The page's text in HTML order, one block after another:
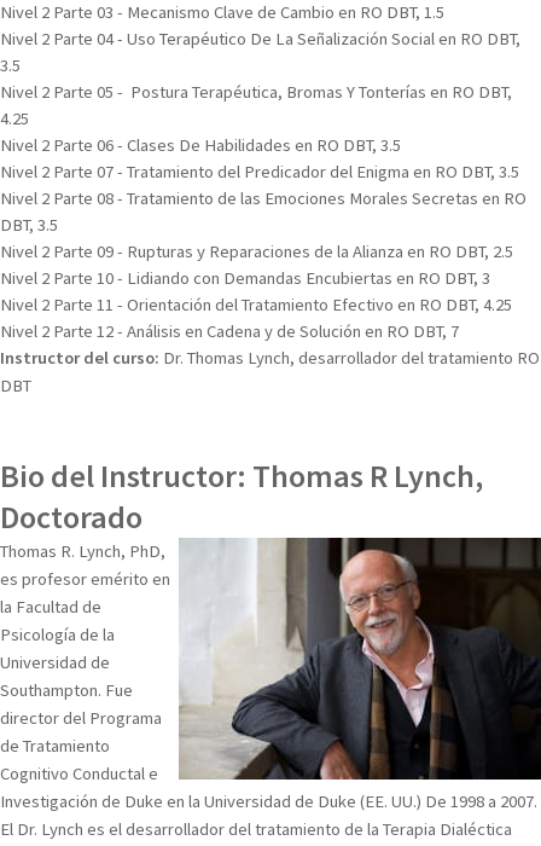
Nivel 2 Parte 03 - Mecanismo Clave de Cambio en RO DBT, 1.5
Nivel 2 Parte 04 - Uso Terapéutico De La Señalización Social en RO DBT,
3.5
Nivel 2 Parte 05 - Postura Terapéutica, Bromas Y Tonterías en RO DBT,
4.25
Nivel 2 Parte 06 - Clases De Habilidades en RO DBT, 3.5
Nivel 2 Parte 07 - Tratamiento del Predicador del Enigma en RO DBT, 3.5
Nivel 2 Parte 08 - Tratamiento de las Emociones Morales Secretas en RO
DBT, 3.5
Nivel 2 Parte 09 - Rupturas y Reparaciones de la Alianza en RO DBT, 2.5
Nivel 2 Parte 10 - Lidiando con Demandas Encubiertas en RO DBT, 3
Nivel 2 Parte 11 - Orientación del Tratamiento Efectivo en RO DBT, 4.25
Nivel 2 Parte 12 - Análisis en Cadena y de Solución en RO DBT, 7
Instructor del curso: Dr. Thomas Lynch, desarrollador del tratamiento RO
DBT
Bio del Instructor: Thomas R Lynch,
Doctorado
Thomas R. Lynch, PhD,
es profesor emérito en
la Facultad de
Psicología de la
Universidad de
Southampton. Fue
director del Programa
de Tratamiento
Cognitivo Conductal e
Investigación de Duke en la Universidad de Duke (EE. UU.) De 1998 a 2007.
El Dr. Lynch es el desarrollador del tratamiento de la Terapia Dialéctica